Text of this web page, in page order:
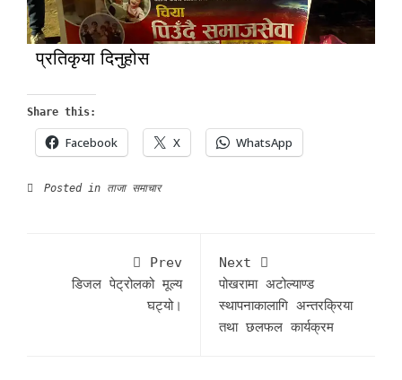
प्रतिकृया दिनुहोस
Share this:
Facebook X WhatsApp
Posted in ताजा समाचार
Prev
डिजल पेट्रोलको मूल्य
घट्यो।
Next
पोखरामा अटोल्याण्ड
स्थापनाकालागि अन्तरक्रिया
तथा छलफल कार्यक्रम